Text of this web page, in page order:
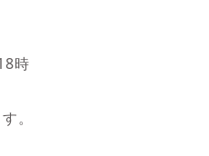
時
。